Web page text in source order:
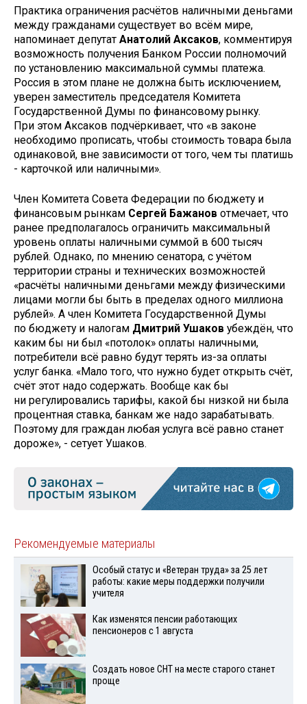
Практика ограничения расчётов наличными деньгами
между гражданами существует во всём мире,
напоминает депутат Анатолий Аксаков, комментируя
возможность получения Банком России полномочий
по установлению максимальной суммы платежа.
Россия в этом плане не должна быть исключением,
уверен заместитель председателя Комитета
Государственной Думы по финансовому рынку.
При этом Аксаков подчёркивает, что «в законе
необходимо прописать, чтобы стоимость товара была
одинаковой, вне зависимости от того, чем ты платишь
- карточкой или наличными».
Член Комитета Совета Федерации по бюджету и
финансовым рынкам Сергей Бажанов отмечает, что
ранее предполагалось ограничить максимальный
уровень оплаты наличными суммой в 600 тысяч
рублей. Однако, по мнению сенатора, с учётом
территории страны и технических возможностей
«расчёты наличными деньгами между физическими
лицами могли бы быть в пределах одного миллиона
рублей». А член Комитета Государственной Думы
по бюджету и налогам Дмитрий Ушаков убеждён, что
каким бы ни был «потолок» оплаты наличными,
потребители всё равно будут терять из-за оплаты
услуг банка. «Мало того, что нужно будет открыть счёт,
счёт этот надо содержать. Вообще как бы
ни регулировались тарифы, какой бы низкой ни была
процентная ставка, банкам же надо зарабатывать.
Поэтому для граждан любая услуга всё равно станет
дороже», - сетует Ушаков.
Рекомендуемые материалы
Особый статус и «Ветеран труда» за 25 лет
работы: какие меры поддержки получили
учителя
Как изменятся пенсии работающих
пенсионеров с 1 августа
Создать новое СНТ на месте старого станет
проще